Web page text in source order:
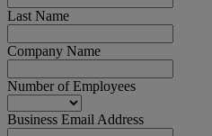
Last Name
Company Name
Number of Employees
Business Email Address